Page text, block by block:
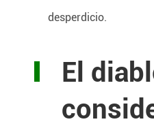
desperdicio.
El